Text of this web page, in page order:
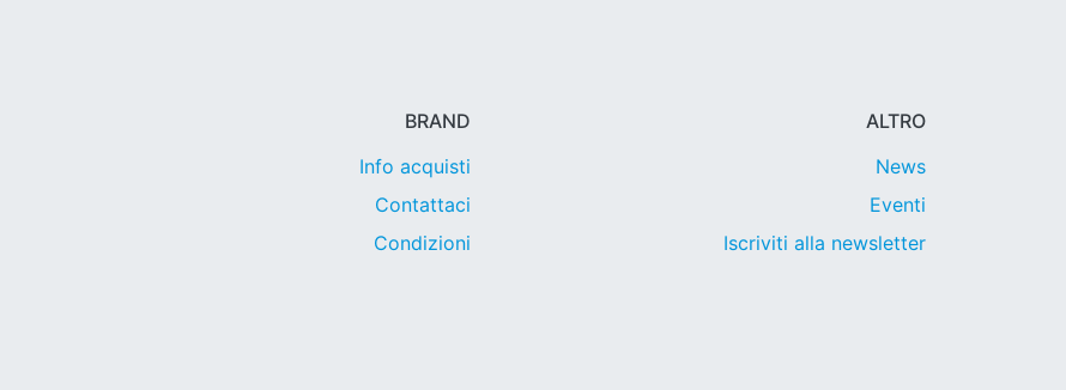
BRAND
Info acquisti
Contattaci
Condizioni
ALTRO
News
Eventi
Iscriviti alla newsletter